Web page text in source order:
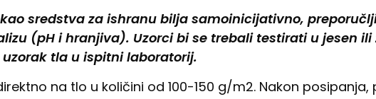
sredstva za ishranu bilja samoinicijativno,
(pH i hranjiva). Uzorci bi se trebali testirati u jesen ili
tla u ispitni laboratorij.
na tlo u količini od 100-150 g/m2. Nakon